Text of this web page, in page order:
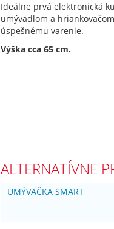
Ideálne prvá elektronická
umývadlom a
úspešnému varenie.
Výška cca 65 cm.
ALTERNATÍVNE
UMÝVAČKA SMART